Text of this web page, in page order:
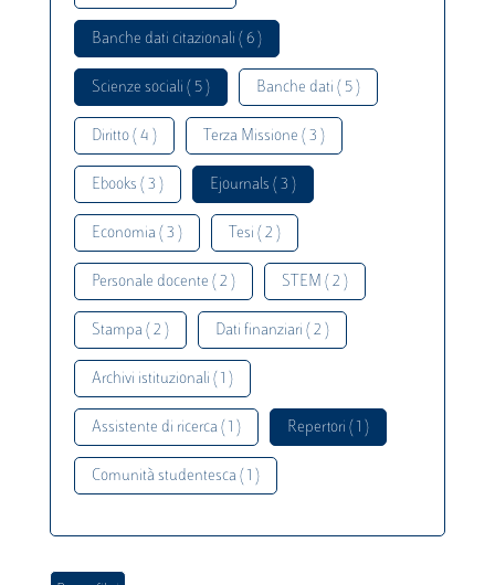
Banche dati citazionali ( 6 )
Scienze sociali ( 5 ) Banche dati ( 5 )
Diritto ( 4 ) Terza Missione ( 3 )
Ebooks ( 3 ) Ejournals ( 3 )
Economia ( 3 ) Tesi ( 2 )
Personale docente ( 2 ) STEM ( 2 )
Stampa ( 2 ) Dati finanziari ( 2 )
Archivi istituzionali ( 1 )
Assistente di ricerca ( 1 ) Repertori ( 1 )
Comunità studentesca ( 1 )